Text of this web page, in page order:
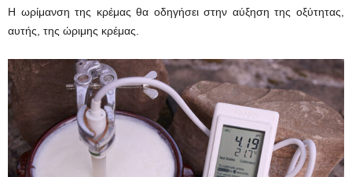
Η ωρίμανση της κρέμας θα οδηγήσει στην αύξηση της οξύτητας,
αυτής, της ώριμης κρέμας.